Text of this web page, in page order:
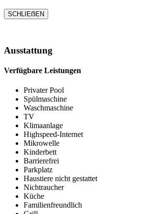
SCHLIEẞEN
Ausstattung
Verfügbare Leistungen
Privater Pool
Spülmaschine
Waschmaschine
TV
Klimaanlage
Highspeed-Internet
Mikrowelle
Kinderbett
Barrierefrei
Parkplatz
Haustiere nicht gestattet
Nichtraucher
Küche
Familienfreundlich